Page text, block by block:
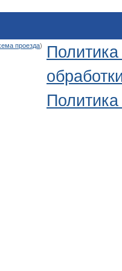
проезда)